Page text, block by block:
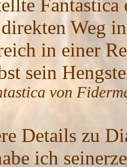
Weg
in einer
sein
von
Details zu
ich